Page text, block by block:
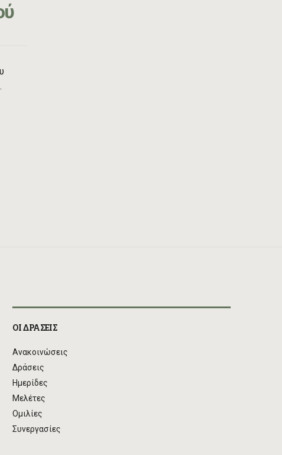
ΟΙ ΔΡΑΣΕΙΣ
Ανακοινώσεις
Δράσεις
Ημερίδες
Μελέτες
Ομιλίες
Συνεργασίες